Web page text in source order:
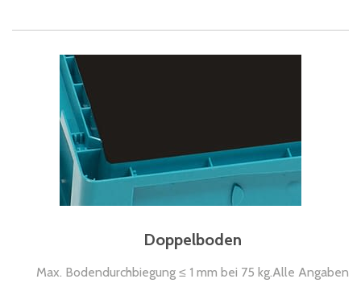
Doppelboden
Max. Bodendurchbiegung ≤ 1 mm bei 75 kg.Alle Angaben